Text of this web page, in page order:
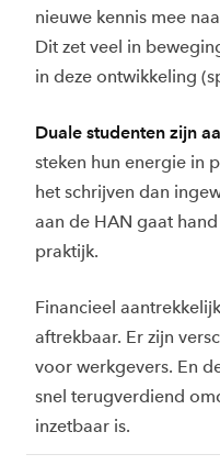
nieuwe kennis mee
Dit zet veel in
in deze ontwikkeling
Duale studenten zijn
steken hun energie in
het schrijven dan
aan de HAN gaat
praktijk.
Financieel
aftrekbaar. Er zijn
voor werkgevers. En
snel terugverdiend
inzetbaar is.